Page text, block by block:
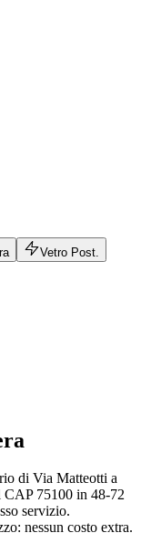
Vetro Post.
di Via Matteotti a
75100 in 48-72
servizio.
nessun costo extra.